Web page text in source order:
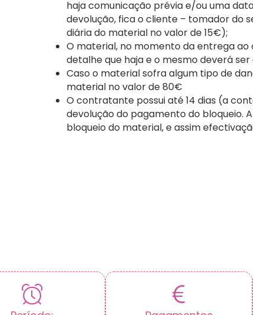
haja comunicação prévia e/ou uma
devolução, fica o cliente – tomador do
diária do material no valor de 15€);
O material, no momento da entrega
detalhe que haja e o mesmo deverá
Caso o material sofra algum tipo de
material no valor de 80€
O contratante possui até 14 dias (a
devolução do pagamento do bloqueio.
bloqueio do material, e assim